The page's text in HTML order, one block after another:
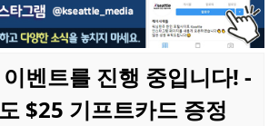
벤트를 진행 중입니다! -
$25 기프트카드 증정